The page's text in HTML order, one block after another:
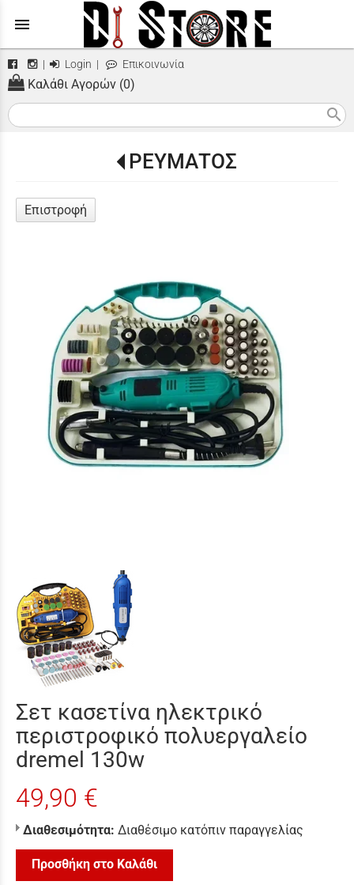
menu
| Login | Επικοινωνία
Καλάθι Αγορών (0)
search
ΡΕΥΜΑΤΟΣ
Επιστροφή
Σετ κασετίνα ηλεκτρικό
περιστροφικό πολυεργαλείο
dremel 130w
49,90 €
Διαθεσιμότητα: Διαθέσιμο κατόπιν παραγγελίας
Προσθήκη στο Καλάθι